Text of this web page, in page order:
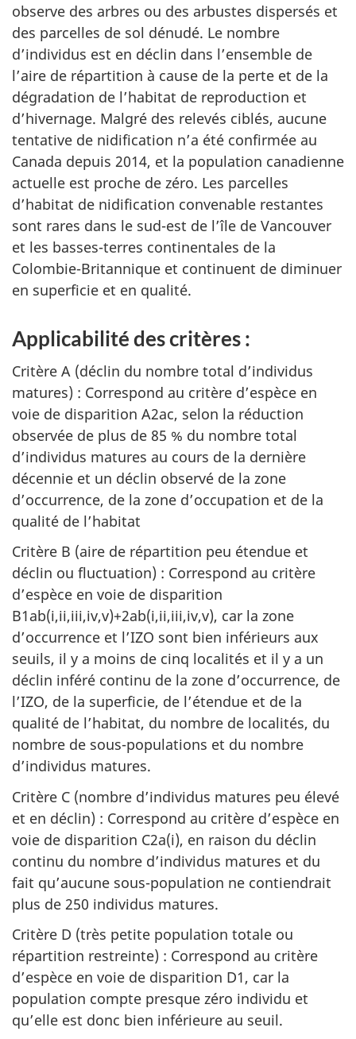
observe des arbres ou des arbustes dispersés et
des parcelles de sol dénudé. Le nombre
d’individus est en déclin dans l’ensemble de
l’aire de répartition à cause de la perte et de la
dégradation de l’habitat de reproduction et
d’hivernage. Malgré des relevés ciblés, aucune
tentative de nidification n’a été confirmée au
Canada depuis 2014, et la population canadienne
actuelle est proche de zéro. Les parcelles
d’habitat de nidification convenable restantes
sont rares dans le sud-est de l’île de Vancouver
et les basses-terres continentales de la
Colombie-Britannique et continuent de diminuer
en superficie et en qualité.
Applicabilité des critères :
Critère A (déclin du nombre total d’individus
matures) : Correspond au critère d’espèce en
voie de disparition A2ac, selon la réduction
observée de plus de 85 % du nombre total
d’individus matures au cours de la dernière
décennie et un déclin observé de la zone
d’occurrence, de la zone d’occupation et de la
qualité de l’habitat
Critère B (aire de répartition peu étendue et
déclin ou fluctuation) : Correspond au critère
d’espèce en voie de disparition
B1ab(i,ii,iii,iv,v)+2ab(i,ii,iii,iv,v), car la zone
d’occurrence et l’IZO sont bien inférieurs aux
seuils, il y a moins de cinq localités et il y a un
déclin inféré continu de la zone d’occurrence, de
l’IZO, de la superficie, de l’étendue et de la
qualité de l’habitat, du nombre de localités, du
nombre de sous-populations et du nombre
d’individus matures.
Critère C (nombre d’individus matures peu élevé
et en déclin) : Correspond au critère d’espèce en
voie de disparition C2a(i), en raison du déclin
continu du nombre d’individus matures et du
fait qu’aucune sous-population ne contiendrait
plus de 250 individus matures.
Critère D (très petite population totale ou
répartition restreinte) : Correspond au critère
d’espèce en voie de disparition D1, car la
population compte presque zéro individu et
qu’elle est donc bien inférieure au seuil.